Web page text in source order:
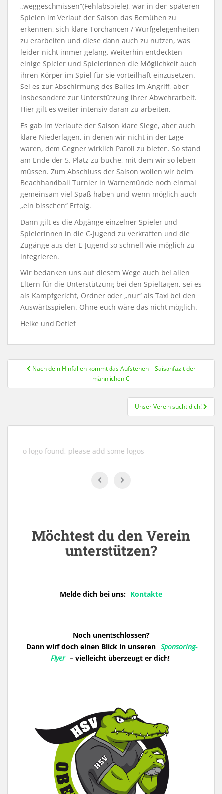
„weggeschmissen“(Fehlabspiele), war in den späteren
Spielen im Verlauf der Saison das Bemühen zu
erkennen, sich klare Torchancen / Wurfgelegenheiten
zu erarbeiten und diese dann auch zu nutzen, was
leider nicht immer gelang. Weiterhin entdeckten
einige Spieler und Spielerinnen die Möglichkeit auch
ihren Körper im Spiel für sie vorteilhaft einzusetzen.
Sei es zur Abschirmung des Balles im Angriff, aber
insbesondere zur Unterstützung ihrer Abwehrarbeit.
Hier gilt es weiter intensiv daran zu arbeiten.
Es gab im Verlaufe der Saison klare Siege, aber auch
klare Niederlagen, in denen wir nicht in der Lage
waren, dem Gegner wirklich Paroli zu bieten. So stand
am Ende der 5. Platz zu buche, mit dem wir so leben
müssen. Zum Abschluss der Saison wollen wir beim
Beachhandball Turnier in Warnemünde noch einmal
gemeinsam viel Spaß haben und wenn möglich auch
„ein bisschen“ Erfolg.
Dann gilt es die Abgänge einzelner Spieler und
Spielerinnen in die C-Jugend zu verkraften und die
Zugänge aus der E-Jugend so schnell wie möglich zu
integrieren.
Wir bedanken uns auf diesem Wege auch bei allen
Eltern für die Unterstützung bei den Spieltagen, sei es
als Kampfgericht, Ordner oder „nur“ als Taxi bei den
Auswärtsspielen. Ohne euch wäre das nicht möglich.
Heike und Detlef
Beitragsnavigation
Nach dem Hinfallen kommt das Aufstehen – Saisonfazit der
männlichen C
Unser Verein sucht dich!
No logo found, please add some logos
Möchtest du den Verein
unterstützen?
Melde dich bei uns: Kontakte
Noch unentschlossen?
Dann wirf doch einen Blick in unseren Sponsoring-
Flyer – vielleicht überzeugt er dich!